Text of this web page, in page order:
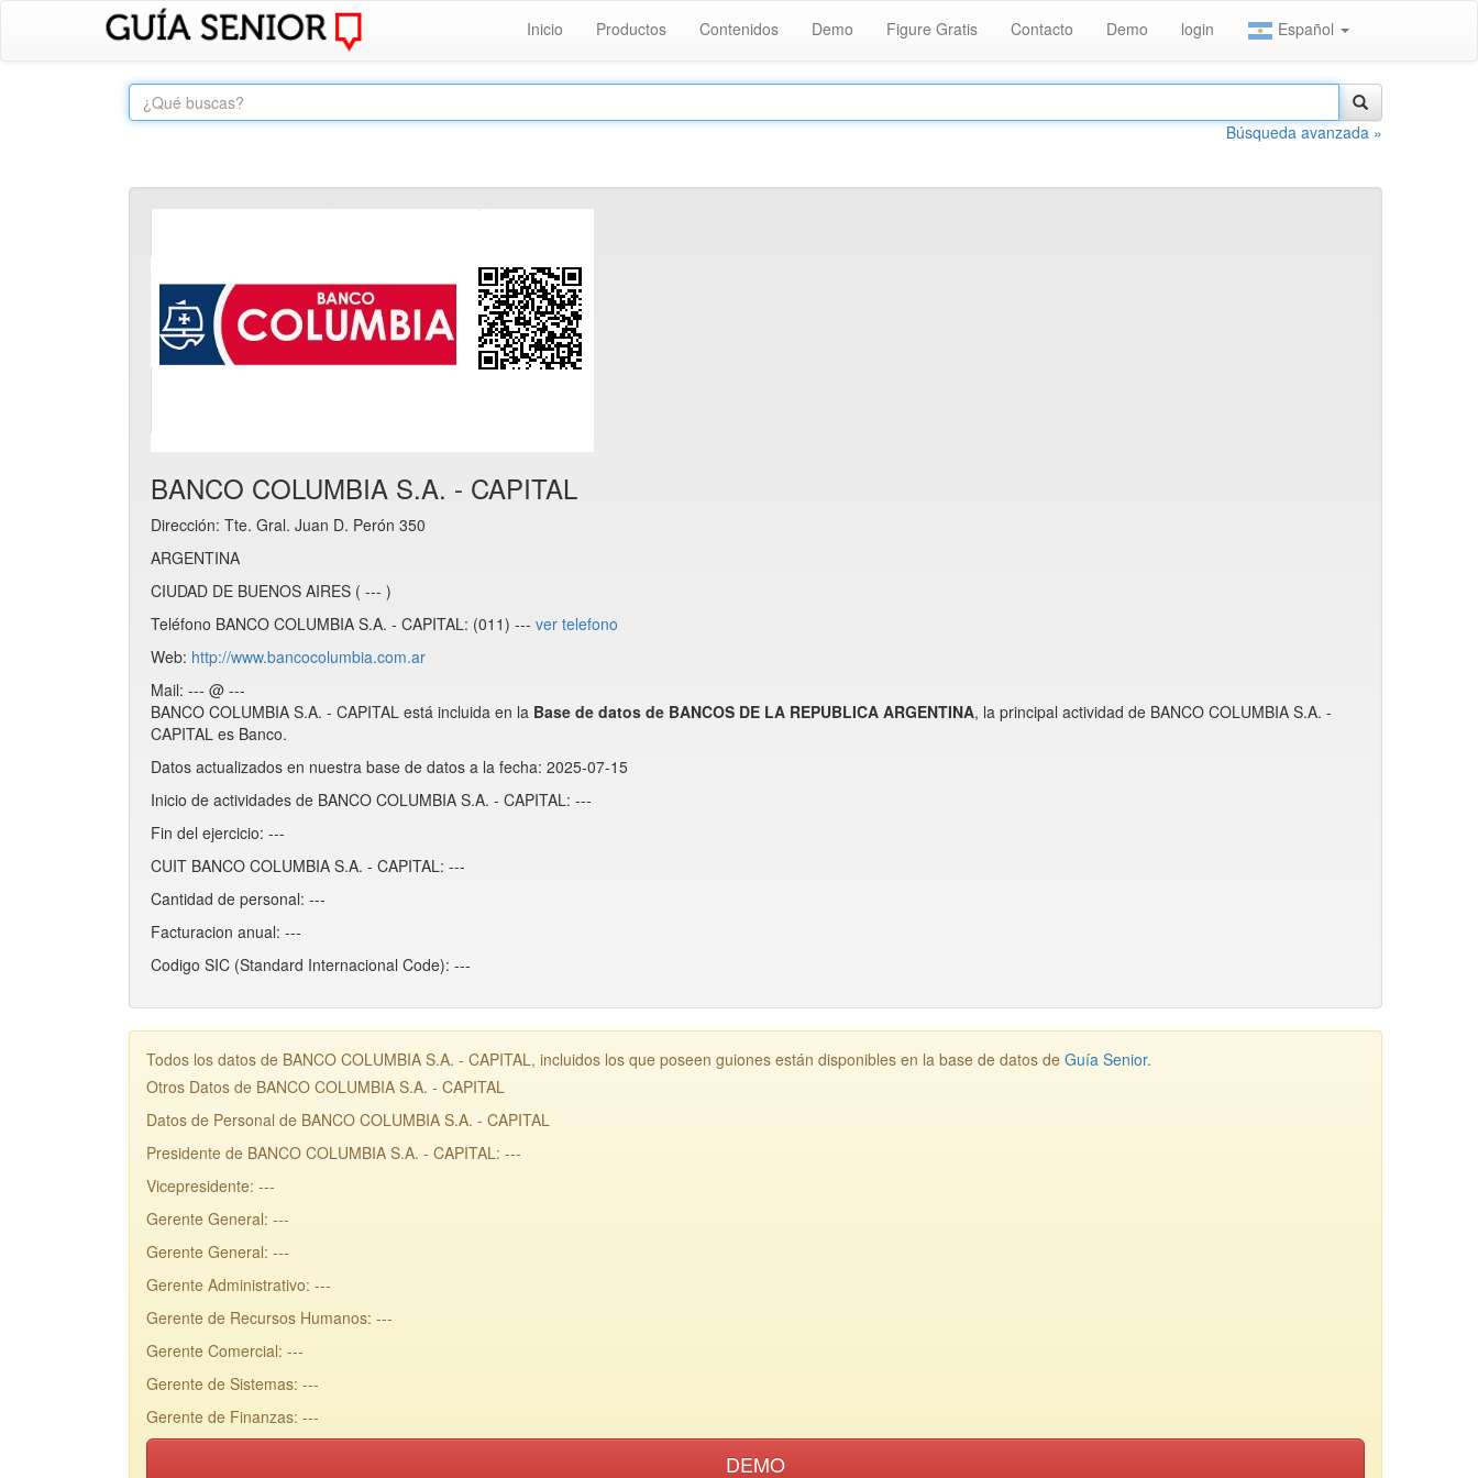
Inicio Productos Contenidos Demo Figure Gratis Contacto Demo login Español
Búsqueda avanzada »
BANCO COLUMBIA S.A. - CAPITAL
Dirección: Tte. Gral. Juan D. Perón 350
ARGENTINA
CIUDAD DE BUENOS AIRES ( --- )
Teléfono BANCO COLUMBIA S.A. - CAPITAL: (011) --- ver telefono
Web: http://www.bancocolumbia.com.ar
Mail: --- @ ---
BANCO COLUMBIA S.A. - CAPITAL está incluida en la Base de datos de BANCOS DE LA REPUBLICA ARGENTINA, la principal actividad de BANCO COLUMBIA S.A. -
CAPITAL es Banco.
Datos actualizados en nuestra base de datos a la fecha: 2025-07-15
Inicio de actividades de BANCO COLUMBIA S.A. - CAPITAL: ---
Fin del ejercicio: ---
CUIT BANCO COLUMBIA S.A. - CAPITAL: ---
Cantidad de personal: ---
Facturacion anual: ---
Codigo SIC (Standard Internacional Code): ---
Todos los datos de BANCO COLUMBIA S.A. - CAPITAL, incluidos los que poseen guiones están disponibles en la base de datos de Guía Senior.
Otros Datos de BANCO COLUMBIA S.A. - CAPITAL
Datos de Personal de BANCO COLUMBIA S.A. - CAPITAL
Presidente de BANCO COLUMBIA S.A. - CAPITAL: ---
Vicepresidente: ---
Gerente General: ---
Gerente General: ---
Gerente Administrativo: ---
Gerente de Recursos Humanos: ---
Gerente Comercial: ---
Gerente de Sistemas: ---
Gerente de Finanzas: ---
DEMO